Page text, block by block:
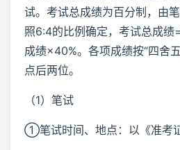
试。考试总成绩为百分制，由
照6:4的比例确定，考试总成
成绩×40%。各项成绩按“四舍
点后两位。
（1）笔试
①笔试时间、地点：以《准考证